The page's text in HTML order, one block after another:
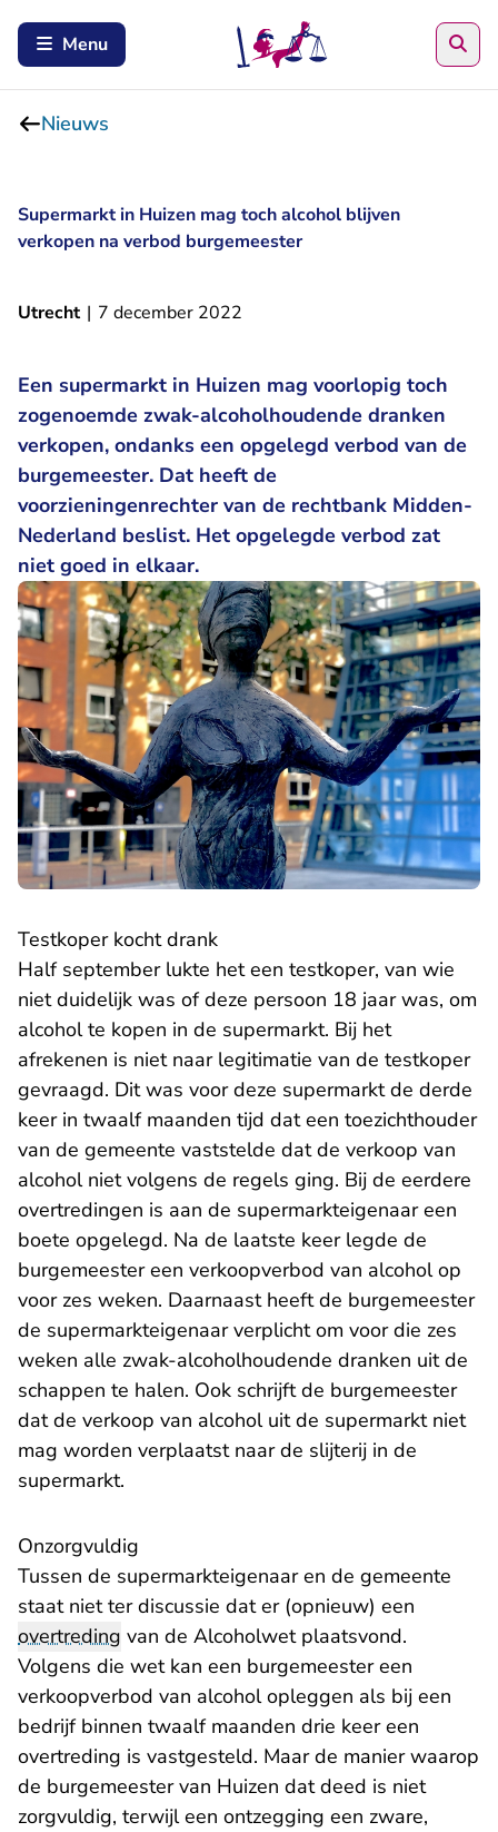
Menu
Nieuws
Supermarkt in Huizen mag toch alcohol blijven
verkopen na verbod burgemeester
Utrecht | 7 december 2022
Een supermarkt in Huizen mag voorlopig toch
zogenoemde zwak-alcoholhoudende dranken
verkopen, ondanks een opgelegd verbod van de
burgemeester. Dat heeft de
voorzieningenrechter van de rechtbank Midden-
Nederland beslist. Het opgelegde verbod zat
niet goed in elkaar.
Testkoper kocht drank
Half september lukte het een testkoper, van wie
niet duidelijk was of deze persoon 18 jaar was, om
alcohol te kopen in de supermarkt. Bij het
afrekenen is niet naar legitimatie van de testkoper
gevraagd. Dit was voor deze supermarkt de derde
keer in twaalf maanden tijd dat een toezichthouder
van de gemeente vaststelde dat de verkoop van
alcohol niet volgens de regels ging. Bij de eerdere
overtredingen is aan de supermarkteigenaar een
boete opgelegd. Na de laatste keer legde de
burgemeester een verkoopverbod van alcohol op
voor zes weken. Daarnaast heeft de burgemeester
de supermarkteigenaar verplicht om voor die zes
weken alle zwak-alcoholhoudende dranken uit de
schappen te halen. Ook schrijft de burgemeester
dat de verkoop van alcohol uit de supermarkt niet
mag worden verplaatst naar de slijterij in de
supermarkt.
Onzorgvuldig
Tussen de supermarkteigenaar en de gemeente
staat niet ter discussie dat er (opnieuw) een
overtreding van de Alcoholwet plaatsvond.
Volgens die wet kan een burgemeester een
verkoopverbod van alcohol opleggen als bij een
bedrijf binnen twaalf maanden drie keer een
overtreding is vastgesteld. Maar de manier waarop
de burgemeester van Huizen dat deed is niet
zorgvuldig, terwijl een ontzegging een zware,